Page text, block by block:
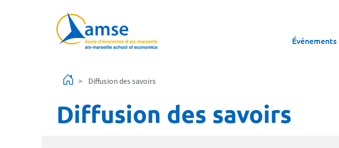
Événements
Diffusion des savoirs
Diffusion des savoirs